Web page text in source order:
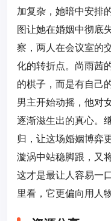
加复杂，她暗中安排
图让她在婚姻中彻底
察，两人在会议室的
化的转折点。尚雨茜
的棋子，而是有自己
男主开始动摇，他对
逐渐滋生出的真心。
归，让这场婚姻博弈
漩涡中站稳脚跟，又
这才是最让人容易一
里看，它更偏向用人